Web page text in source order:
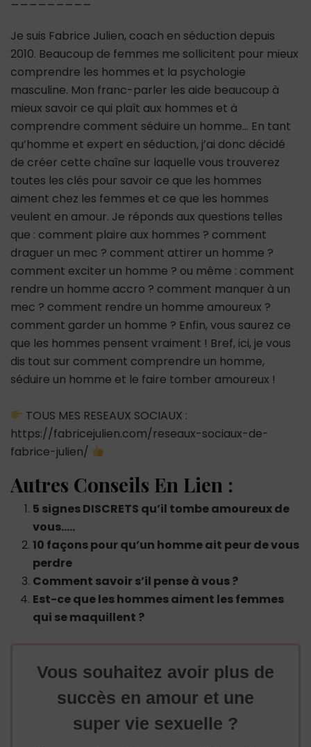
Je suis Fabrice Julien, coach en séduction depuis
2010. Beaucoup de femmes me sollicitent pour mieux
comprendre les hommes et la psychologie
masculine. Mon franc-parler les aide beaucoup à
mieux savoir ce qui plaît aux hommes et à
comprendre comment séduire un homme… En tant
qu’homme et expert en séduction, j’ai donc décidé
de créer cette chaîne sur laquelle vous trouverez
toutes les clés pour savoir ce que les hommes
aiment chez les femmes et ce que les hommes
veulent en amour. Je réponds aux questions telles
que : comment plaire aux hommes ? comment
draguer un mec ? comment attirer un homme ?
comment exciter un homme ? ou même : comment
rendre un homme accro ? comment manquer à un
mec ? comment rendre un homme amoureux ?
comment garder un homme ? Enfin, vous saurez ce
que les hommes pensent vraiment ! Bref, ici, je vous
dis tout sur comment comprendre un homme,
séduire un homme et le faire tomber amoureux !
TOUS MES RESEAUX SOCIAUX :
https://fabricejulien.com/reseaux-sociaux-de-
fabrice-julien/
Autres Conseils En Lien :
5 signes DISCRETS qu’il tombe amoureux de
vous…..
10 façons pour qu’un homme ait peur de vous
perdre
Comment savoir s’il pense à vous ?
Est-ce que les hommes aiment les femmes
qui se maquillent ?
Vous souhaitez avoir plus de
succès en amour et une
super vie sexuelle ?